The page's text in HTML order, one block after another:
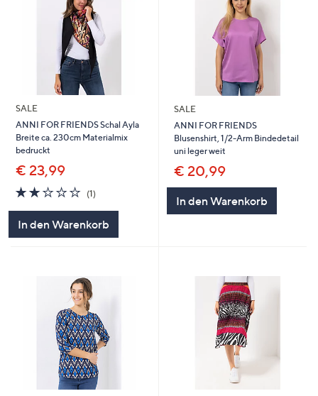
SALE
ANNI FOR FRIENDS Schal Ayla
Breite ca. 230cm Materialmix
bedruckt
€ 23,99
2.0
von
(1)1
In den Warenkorb
SALE
ANNI FOR FRIENDS
Blusenshirt, 1/2-Arm Bindedetail
uni leger weit
€ 20,99
In den Warenkorb